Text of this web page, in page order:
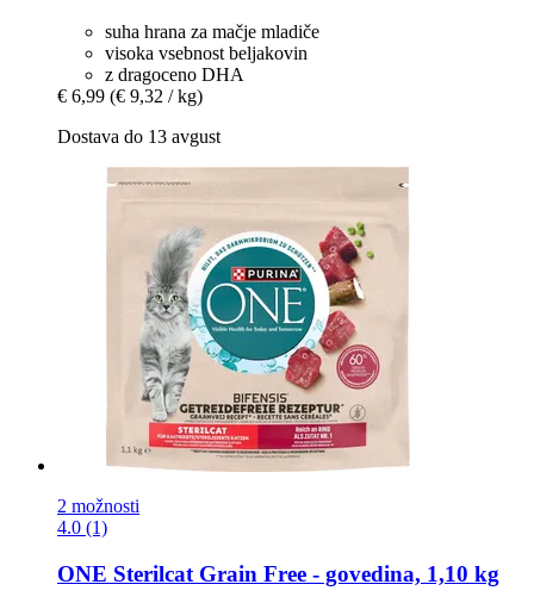
suha hrana za mačje mladiče
visoka vsebnost beljakovin
z dragoceno DHA
€ 6,99 (€ 9,32 / kg)
Dostava do 13 avgust
2 možnosti
4.0 (1)
ONE Sterilcat Grain Free -​ govedina, 1,10 kg